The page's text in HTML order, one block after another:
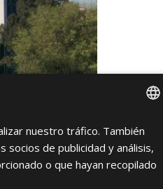
SPANISH
ENGLISH
nuestro tráfico. También
de publicidad y análisis,
o que hayan recopilado